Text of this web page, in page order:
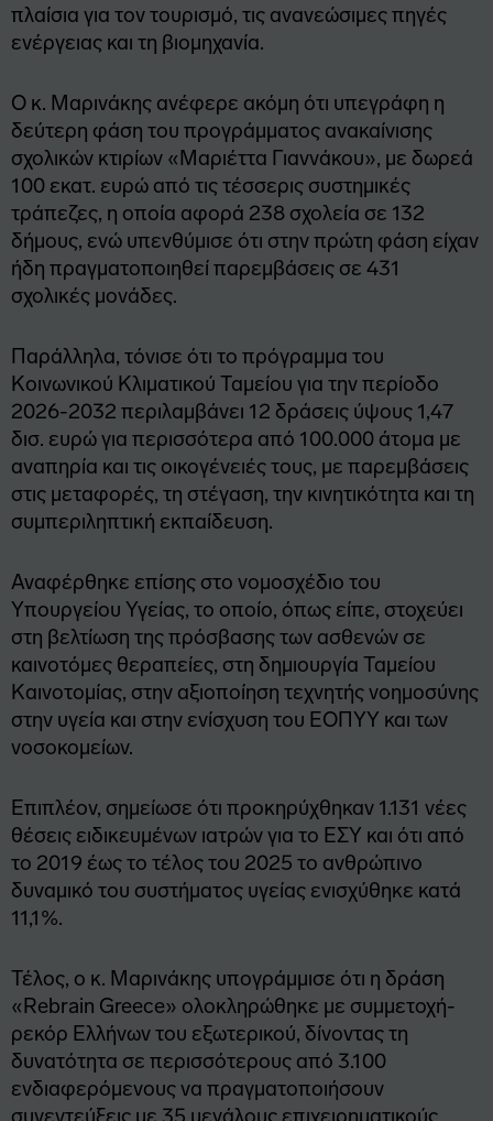
πλαίσια για τον τουρισμό, τις ανανεώσιμες πηγές
ενέργειας και τη βιομηχανία.
Ο κ. Μαρινάκης ανέφερε ακόμη ότι υπεγράφη η
δεύτερη φάση του προγράμματος ανακαίνισης
σχολικών κτιρίων «Μαριέττα Γιαννάκου», με δωρεά
100 εκατ. ευρώ από τις τέσσερις συστημικές
τράπεζες, η οποία αφορά 238 σχολεία σε 132
δήμους, ενώ υπενθύμισε ότι στην πρώτη φάση είχαν
ήδη πραγματοποιηθεί παρεμβάσεις σε 431
σχολικές μονάδες.
Παράλληλα, τόνισε ότι το πρόγραμμα του
Κοινωνικού Κλιματικού Ταμείου για την περίοδο
2026-2032 περιλαμβάνει 12 δράσεις ύψους 1,47
δισ. ευρώ για περισσότερα από 100.000 άτομα με
αναπηρία και τις οικογένειές τους, με παρεμβάσεις
στις μεταφορές, τη στέγαση, την κινητικότητα και τη
συμπεριληπτική εκπαίδευση.
Αναφέρθηκε επίσης στο νομοσχέδιο του
Υπουργείου Υγείας, το οποίο, όπως είπε, στοχεύει
στη βελτίωση της πρόσβασης των ασθενών σε
καινοτόμες θεραπείες, στη δημιουργία Ταμείου
Καινοτομίας, στην αξιοποίηση τεχνητής νοημοσύνης
στην υγεία και στην ενίσχυση του ΕΟΠΥΥ και των
νοσοκομείων.
Επιπλέον, σημείωσε ότι προκηρύχθηκαν 1.131 νέες
θέσεις ειδικευμένων ιατρών για το ΕΣΥ και ότι από
το 2019 έως το τέλος του 2025 το ανθρώπινο
δυναμικό του συστήματος υγείας ενισχύθηκε κατά
11,1%.
Τέλος, ο κ. Μαρινάκης υπογράμμισε ότι η δράση
«Rebrain Greece» ολοκληρώθηκε με συμμετοχή-
ρεκόρ Ελλήνων του εξωτερικού, δίνοντας τη
δυνατότητα σε περισσότερους από 3.100
ενδιαφερόμενους να πραγματοποιήσουν
συνεντεύξεις με 35 μεγάλους επιχειρηματικούς